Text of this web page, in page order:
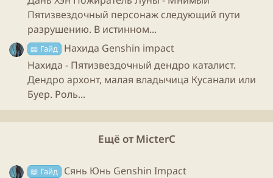
Усмиритель бед
- худо, бедно, но будет
работать, вариант ну максимум как затычка.
Четырехзвездочные варианты:
четырехзвездочный вариант, если повезло забрать с
Пятизвездочный персонаж следующий пути
разрушению. В истинном...
📖 Гайд
Нахида Genshin impact
Нахида - Пятизвездочный дендро каталист.
Дендро архонт, малая владычица Кусанали или
Буер. Роль...
Ещё от MicterC
📖 Гайд
Сянь Юнь Genshin Impact